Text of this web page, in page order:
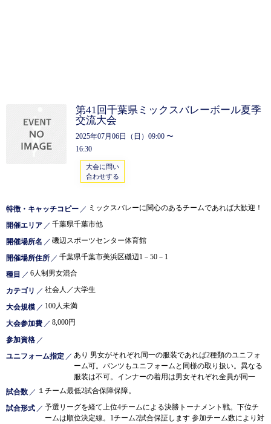
第41回千葉県ミックスバレーボール夏季
交流大会
2025年07月06日（日）09:00 〜
16:30
大会に問い
合わせする
特徴・キャッチコピー ／ ミックスバレーに関心のあるチームであれば大歓迎！
開催エリア ／ 千葉県千葉市他
開催場所名 ／ 磯辺スポーツセンター体育館
開催場所住所 ／ 千葉県千葉市美浜区磯辺1－50－1
種目 ／ 6人制男女混合
カテゴリ ／ 社会人／大学生
大会規模 ／ 100人未満
大会参加費 ／ 8,000円
参加資格 ／
ユニフォーム指定 ／ あり 男女がそれぞれ同一の服装であれば2種類のユニフォ
ーム可。パンツもユニフォームと同様の取り扱い。異なる
服装は不可。インナーの着用は男女それぞれ全員が同一
試合数 ／ １チーム最低2試合保障保障。
試合形式 ／ 予選リーグを経て上位4チームによる決勝トーナメント戦。下位チ
ームは順位決定線。1チーム2試合保証します 参加チーム数により対